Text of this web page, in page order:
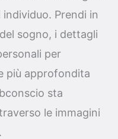
Prendi in
sogno, i dettagli
per
più approfondita
sta
le immagini